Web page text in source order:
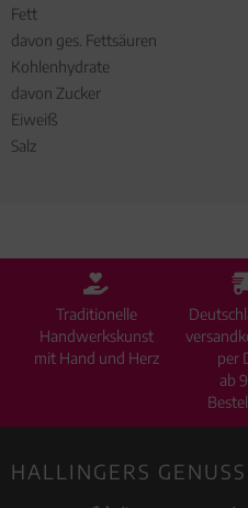
Fett
davon ges. Fettsäuren
Kohlenhydrate
davon Zucker
Eiweiß
Salz
Traditionelle
Handwerkskunst
mit Hand und Herz
per
ab
HALLINGERS